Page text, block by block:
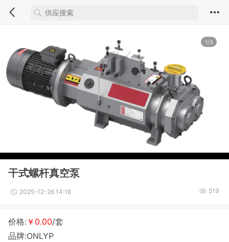
1/3
干式螺杆真空泵
2025-12-26 14:18 519
价格: ￥0.00/套
品牌:ONLYP